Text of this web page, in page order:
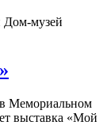
музей
в Мемориальном
выставка «Мой